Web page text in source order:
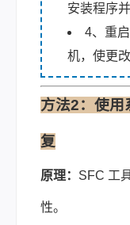
安装程序
4、重
机，使更改
方法2：使用
复
原理： SFC 工
性。